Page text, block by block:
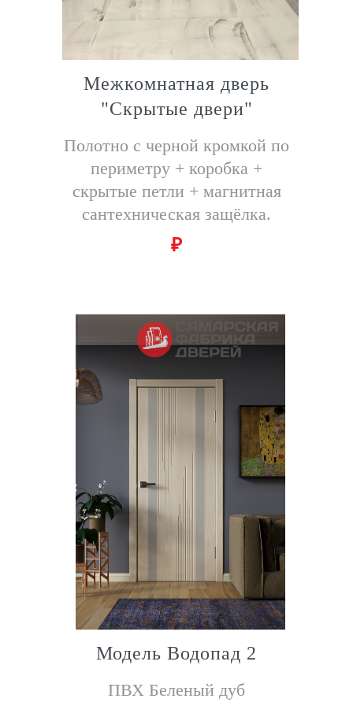
Межкомнатная дверь
"Скрытые двери"
Полотно с черной кромкой по
периметру + коробка +
скрытые петли + магнитная
сантехническая защёлка.
₽
Модель Водопад 2
ПВХ Беленый дуб